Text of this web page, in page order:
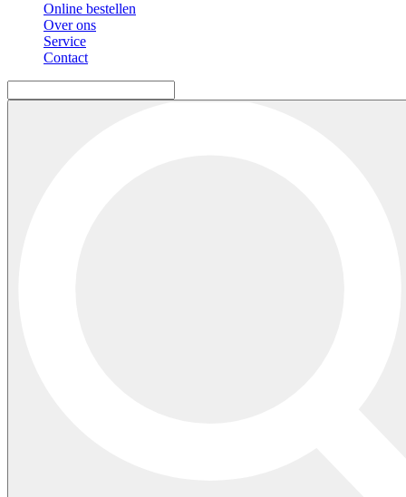
Online bestellen
Over ons
Service
Contact